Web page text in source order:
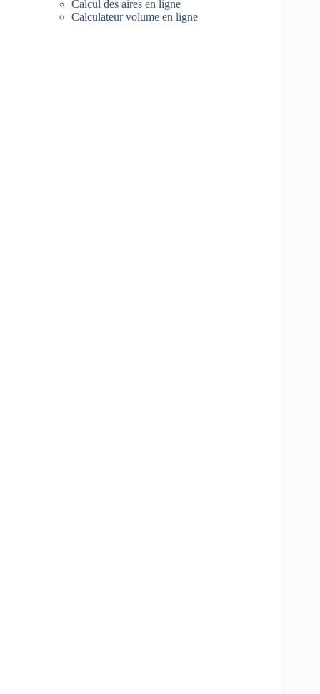
Calcul des aires en ligne
Calculateur volume en ligne